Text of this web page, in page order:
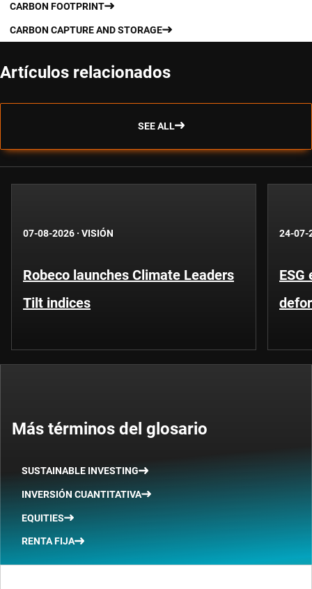
CARBON FOOTPRINT
CARBON CAPTURE AND STORAGE
Artículos relacionados
SEE ALL
07-08-2026 · VISIÓN
Robeco launches Climate Leaders
Tilt indices
24-07-
Más términos del glosario
SUSTAINABLE INVESTING
INVERSIÓN CUANTITATIVA
EQUITIES
RENTA FIJA